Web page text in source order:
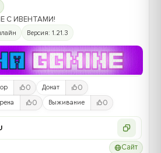
С ИВЕНТАМИ!
Версия: 1.21.3
0 Донат 0
0 Выживание 0
Сайт